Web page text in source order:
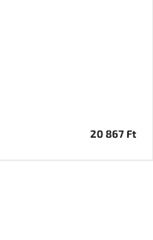
20 867 Ft